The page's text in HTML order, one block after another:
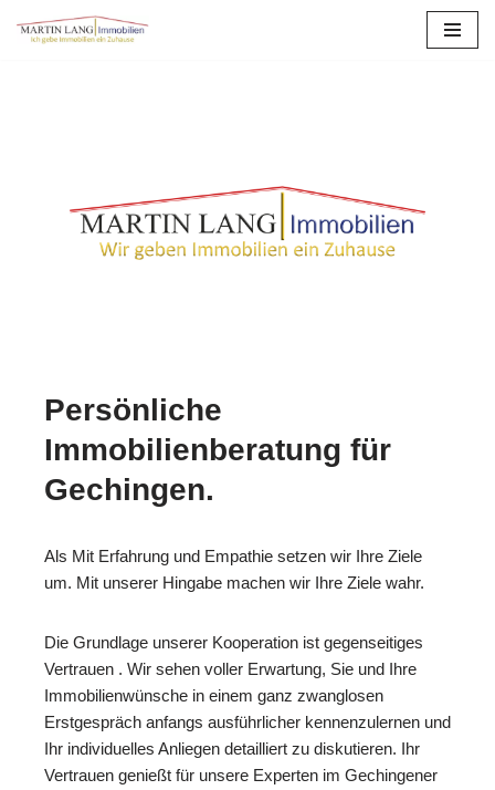
Persönliche
Immobilienberatung für
Gechingen.
Als Mit Erfahrung und Empathie setzen wir Ihre Ziele
um. Mit unserer Hingabe machen wir Ihre Ziele wahr.
Die Grundlage unserer Kooperation ist gegenseitiges
Vertrauen . Wir sehen voller Erwartung, Sie und Ihre
Immobilienwünsche in einem ganz zwanglosen
Erstgespräch anfangs ausführlicher kennenzulernen und
Ihr individuelles Anliegen detailliert zu diskutieren. Ihr
Vertrauen genießt für unsere Experten im Gechingener